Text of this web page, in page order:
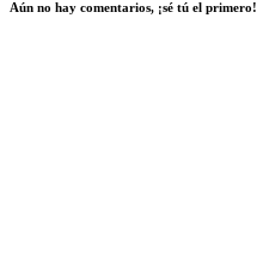
Aún no hay comentarios, ¡sé tú el primero!